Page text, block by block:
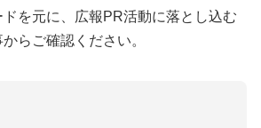
ドを元に、広報PR活動に落とし込む
らご確認ください。